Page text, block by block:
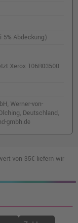
Xerox
Xerox
Xerox
shopping_cart
Abdeckung)
Xerox 106R03500
Werner-von-
Deutschland,
gmbh.de
von 35€ liefern wir